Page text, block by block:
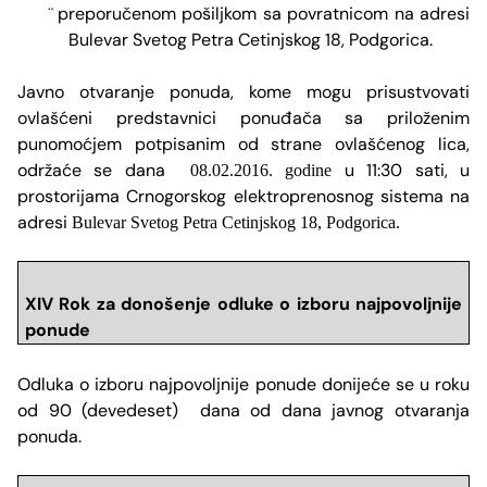
¨ preporučenom pošiljkom sa povratnicom na adresi
Bulevar Svetog Petra Cetinjskog 18, Podgorica.
Javno otvaranje ponuda, kome mogu prisustvovati
ovlašćeni predstavnici ponuđača sa priloženim
punomoćjem potpisanim od strane ovlašćenog lica,
održaće se dana
08.02.2016. godine
u 11:30 sati, u
prostorijama Crnogorskog elektroprenosnog sistema na
adresi Bulevar Svetog Petra Cetinjskog 18, Podgorica.
XIV Rok za donošenje odluke o izboru najpovoljnije
ponude
Odluka o izboru najpovoljnije ponude donijeće se u roku
od 90 (devedeset) dana od dana javnog otvaranja
ponuda.